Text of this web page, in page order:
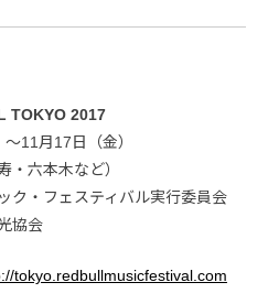
TOKYO 2017
11月17日（金）
・六本木など）
ク・フェスティバル実行委員会
協会
tokyo.redbullmusicfestival.com